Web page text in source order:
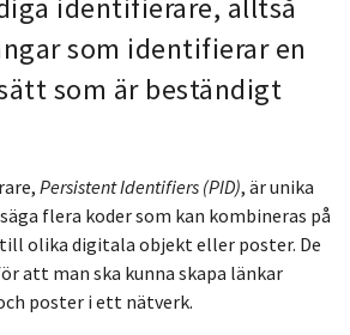
som identifierar en
som är beständigt
Persistent Identifiers (PID), är unika
flera koder som kan kombineras på
olika digitala objekt eller poster. De
att man ska kunna skapa länkar
poster i ett nätverk.